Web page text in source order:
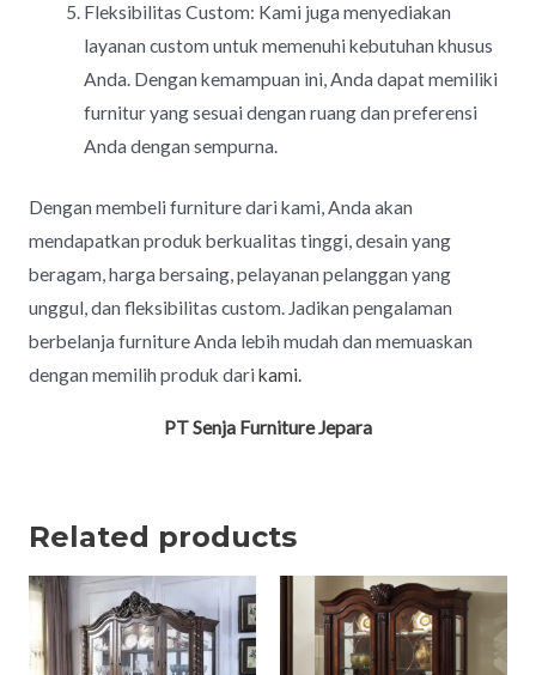
Fleksibilitas Custom: Kami juga menyediakan
layanan custom untuk memenuhi kebutuhan khusus
Anda. Dengan kemampuan ini, Anda dapat memiliki
furnitur yang sesuai dengan ruang dan preferensi
Anda dengan sempurna.
Dengan membeli furniture dari kami, Anda akan
mendapatkan produk berkualitas tinggi, desain yang
beragam, harga bersaing, pelayanan pelanggan yang
unggul, dan fleksibilitas custom. Jadikan pengalaman
berbelanja furniture Anda lebih mudah dan memuaskan
dengan memilih produk dari kami.
PT Senja Furniture Jepara
Related products